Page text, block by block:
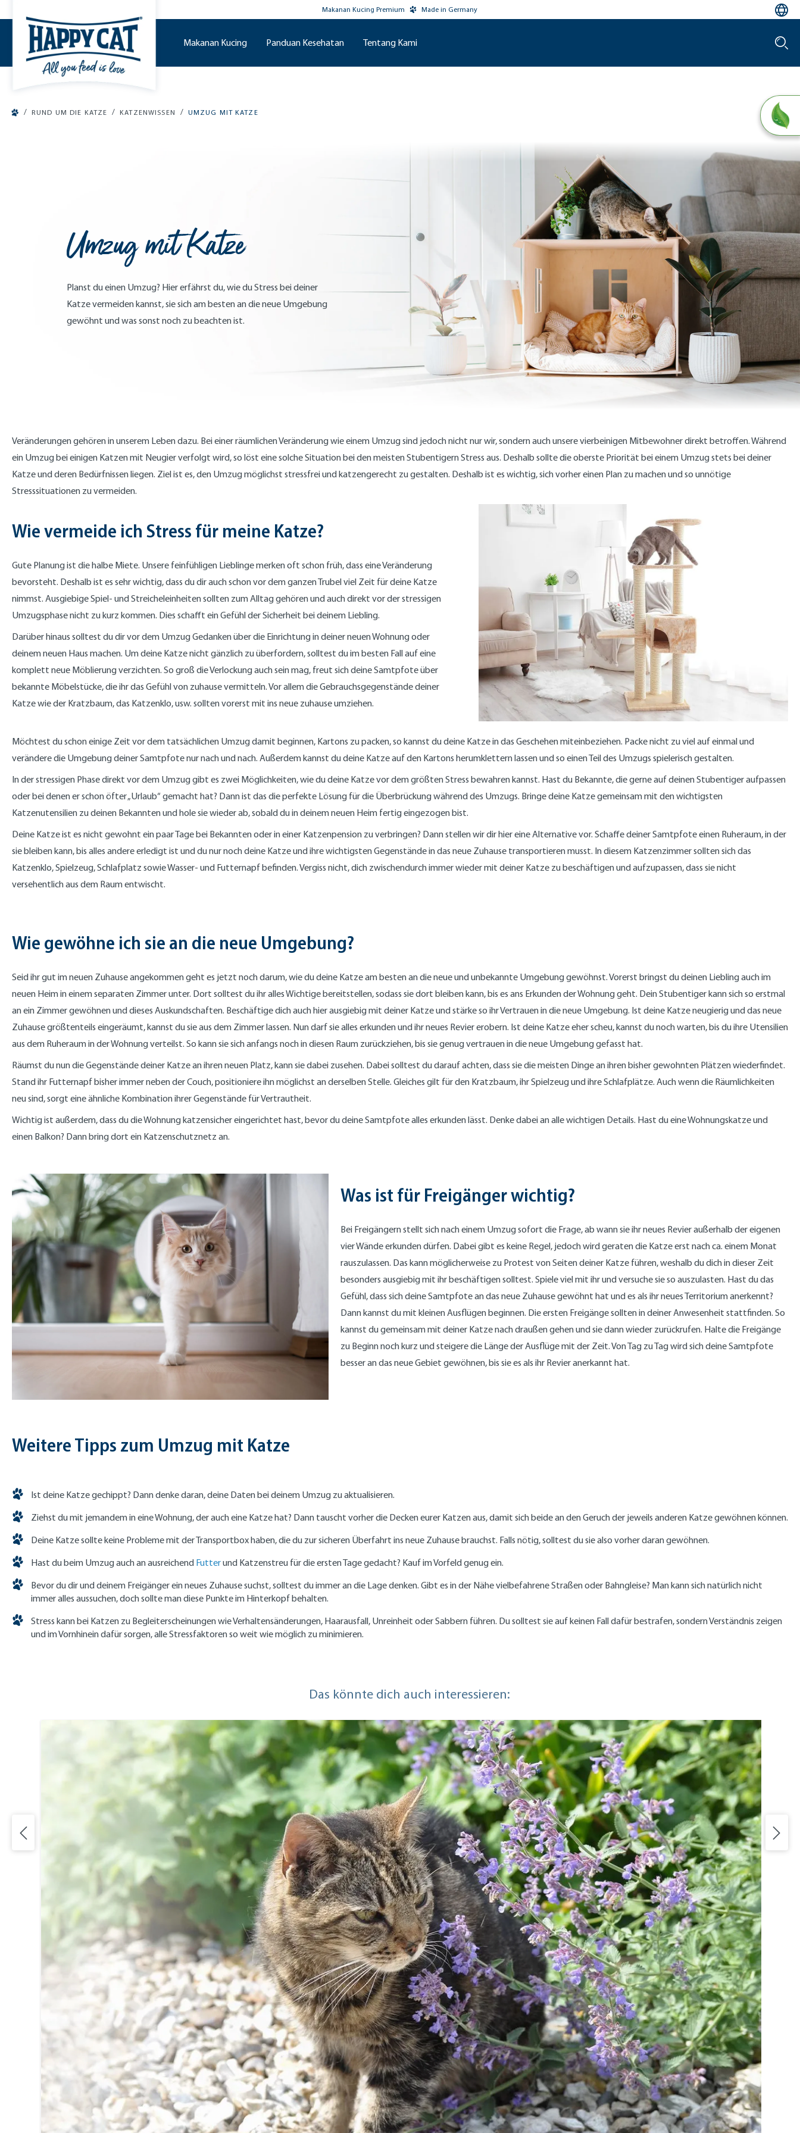
Makanan Kucing Premium Made in Germany
Makanan Kucing Panduan Kesehatan Tentang Kami
/ RUND UM DIE KATZE / KATZENWISSEN / UMZUG MIT KATZE
Umzug mit Katze
Planst du einen Umzug? Hier erfährst du, wie du Stress bei deiner
Katze vermeiden kannst, sie sich am besten an die neue Umgebung
gewöhnt und was sonst noch zu beachten ist.
Veränderungen gehören in unserem Leben dazu. Bei einer räumlichen Veränderung wie einem Umzug sind jedoch nicht nur wir, sondern auch unsere vierbeinigen Mitbewohner direkt betroffen. Während
ein Umzug bei einigen Katzen mit Neugier verfolgt wird, so löst eine solche Situation bei den meisten Stubentigern Stress aus. Deshalb sollte die oberste Priorität bei einem Umzug stets bei deiner
Katze und deren Bedürfnissen liegen. Ziel ist es, den Umzug möglichst stressfrei und katzengerecht zu gestalten. Deshalb ist es wichtig, sich vorher einen Plan zu machen und so unnötige
Stresssituationen zu vermeiden.
Wie vermeide ich Stress für meine Katze?
Gute Planung ist die halbe Miete. Unsere feinfühligen Lieblinge merken oft schon früh, dass eine Veränderung
bevorsteht. Deshalb ist es sehr wichtig, dass du dir auch schon vor dem ganzen Trubel viel Zeit für deine Katze
nimmst. Ausgiebige Spiel- und Streicheleinheiten sollten zum Alltag gehören und auch direkt vor der stressigen
Umzugsphase nicht zu kurz kommen. Dies schafft ein Gefühl der Sicherheit bei deinem Liebling.
Darüber hinaus solltest du dir vor dem Umzug Gedanken über die Einrichtung in deiner neuen Wohnung oder
deinem neuen Haus machen. Um deine Katze nicht gänzlich zu überfordern, solltest du im besten Fall auf eine
komplett neue Möblierung verzichten. So groß die Verlockung auch sein mag, freut sich deine Samtpfote über
bekannte Möbelstücke, die ihr das Gefühl von zuhause vermitteln. Vor allem die Gebrauchsgegenstände deiner
Katze wie der Kratzbaum, das Katzenklo, usw. sollten vorerst mit ins neue zuhause umziehen.
Möchtest du schon einige Zeit vor dem tatsächlichen Umzug damit beginnen, Kartons zu packen, so kannst du deine Katze in das Geschehen miteinbeziehen. Packe nicht zu viel auf einmal und
verändere die Umgebung deiner Samtpfote nur nach und nach. Außerdem kannst du deine Katze auf den Kartons herumklettern lassen und so einen Teil des Umzugs spielerisch gestalten.
In der stressigen Phase direkt vor dem Umzug gibt es zwei Möglichkeiten, wie du deine Katze vor dem größten Stress bewahren kannst. Hast du Bekannte, die gerne auf deinen Stubentiger aufpassen
oder bei denen er schon öfter „Urlaub“ gemacht hat? Dann ist das die perfekte Lösung für die Überbrückung während des Umzugs. Bringe deine Katze gemeinsam mit den wichtigsten
Katzenutensilien zu deinen Bekannten und hole sie wieder ab, sobald du in deinem neuen Heim fertig eingezogen bist.
Deine Katze ist es nicht gewohnt ein paar Tage bei Bekannten oder in einer Katzenpension zu verbringen? Dann stellen wir dir hier eine Alternative vor. Schaffe deiner Samtpfote einen Ruheraum, in der
sie bleiben kann, bis alles andere erledigt ist und du nur noch deine Katze und ihre wichtigsten Gegenstände in das neue Zuhause transportieren musst. In diesem Katzenzimmer sollten sich das
Katzenklo, Spielzeug, Schlafplatz sowie Wasser- und Futternapf befinden. Vergiss nicht, dich zwischendurch immer wieder mit deiner Katze zu beschäftigen und aufzupassen, dass sie nicht
versehentlich aus dem Raum entwischt.
Wie gewöhne ich sie an die neue Umgebung?
Seid ihr gut im neuen Zuhause angekommen geht es jetzt noch darum, wie du deine Katze am besten an die neue und unbekannte Umgebung gewöhnst. Vorerst bringst du deinen Liebling auch im
neuen Heim in einem separaten Zimmer unter. Dort solltest du ihr alles Wichtige bereitstellen, sodass sie dort bleiben kann, bis es ans Erkunden der Wohnung geht. Dein Stubentiger kann sich so erstmal
an ein Zimmer gewöhnen und dieses Auskundschaften. Beschäftige dich auch hier ausgiebig mit deiner Katze und stärke so ihr Vertrauen in die neue Umgebung. Ist deine Katze neugierig und das neue
Zuhause größtenteils eingeräumt, kannst du sie aus dem Zimmer lassen. Nun darf sie alles erkunden und ihr neues Revier erobern. Ist deine Katze eher scheu, kannst du noch warten, bis du ihre Utensilien
aus dem Ruheraum in der Wohnung verteilst. So kann sie sich anfangs noch in diesen Raum zurückziehen, bis sie genug vertrauen in die neue Umgebung gefasst hat.
Räumst du nun die Gegenstände deiner Katze an ihren neuen Platz, kann sie dabei zusehen. Dabei solltest du darauf achten, dass sie die meisten Dinge an ihren bisher gewohnten Plätzen wiederfindet.
Stand ihr Futternapf bisher immer neben der Couch, positioniere ihn möglichst an derselben Stelle. Gleiches gilt für den Kratzbaum, ihr Spielzeug und ihre Schlafplätze. Auch wenn die Räumlichkeiten
neu sind, sorgt eine ähnliche Kombination ihrer Gegenstände für Vertrautheit.
Wichtig ist außerdem, dass du die Wohnung katzensicher eingerichtet hast, bevor du deine Samtpfote alles erkunden lässt. Denke dabei an alle wichtigen Details. Hast du eine Wohnungskatze und
einen Balkon? Dann bring dort ein Katzenschutznetz an.
Was ist für Freigänger wichtig?
Bei Freigängern stellt sich nach einem Umzug sofort die Frage, ab wann sie ihr neues Revier außerhalb der eigenen
vier Wände erkunden dürfen. Dabei gibt es keine Regel, jedoch wird geraten die Katze erst nach ca. einem Monat
rauszulassen. Das kann möglicherweise zu Protest von Seiten deiner Katze führen, weshalb du dich in dieser Zeit
besonders ausgiebig mit ihr beschäftigen solltest. Spiele viel mit ihr und versuche sie so auszulasten. Hast du das
Gefühl, dass sich deine Samtpfote an das neue Zuhause gewöhnt hat und es als ihr neues Territorium anerkennt?
Dann kannst du mit kleinen Ausflügen beginnen. Die ersten Freigänge sollten in deiner Anwesenheit stattfinden. So
kannst du gemeinsam mit deiner Katze nach draußen gehen und sie dann wieder zurückrufen. Halte die Freigänge
zu Beginn noch kurz und steigere die Länge der Ausflüge mit der Zeit. Von Tag zu Tag wird sich deine Samtpfote
besser an das neue Gebiet gewöhnen, bis sie es als ihr Revier anerkannt hat.
Weitere Tipps zum Umzug mit Katze
Ist deine Katze gechippt? Dann denke daran, deine Daten bei deinem Umzug zu aktualisieren.
Ziehst du mit jemandem in eine Wohnung, der auch eine Katze hat? Dann tauscht vorher die Decken eurer Katzen aus, damit sich beide an den Geruch der jeweils anderen Katze gewöhnen können.
Deine Katze sollte keine Probleme mit der Transportbox haben, die du zur sicheren Überfahrt ins neue Zuhause brauchst. Falls nötig, solltest du sie also vorher daran gewöhnen.
Hast du beim Umzug auch an ausreichend Futterund Katzenstreu für die ersten Tage gedacht? Kauf im Vorfeld genug ein.
Bevor du dir und deinem Freigänger ein neues Zuhause suchst, solltest du immer an die Lage denken. Gibt es in der Nähe vielbefahrene Straßen oder Bahngleise? Man kann sich natürlich nicht
immer alles aussuchen, doch sollte man diese Punkte im Hinterkopf behalten.
Stress kann bei Katzen zu Begleiterscheinungen wie Verhaltensänderungen, Haarausfall, Unreinheit oder Sabbern führen. Du solltest sie auf keinen Fall dafür bestrafen, sondern Verständnis zeigen
und im Vornhinein dafür sorgen, alle Stressfaktoren so weit wie möglich zu minimieren.
Das könnte dich auch interessieren: